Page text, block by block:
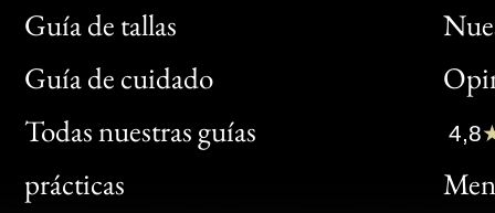
Guía de tallas
Guía de cuidado
Todas nuestras guías
prácticas
Bon
Clic
Bon
4,8